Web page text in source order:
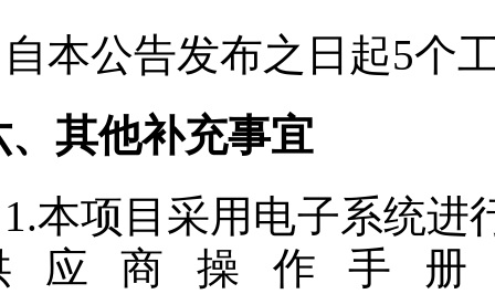
自本公告发布之日起5个
、其他补充事宜
1.本项目采用电子系统进
应商操作手